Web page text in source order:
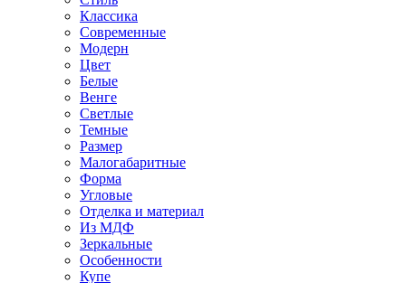
Классика
Современные
Модерн
Цвет
Белые
Венге
Светлые
Темные
Размер
Малогабаритные
Форма
Угловые
Отделка и материал
Из МДФ
Зеркальные
Особенности
Купе